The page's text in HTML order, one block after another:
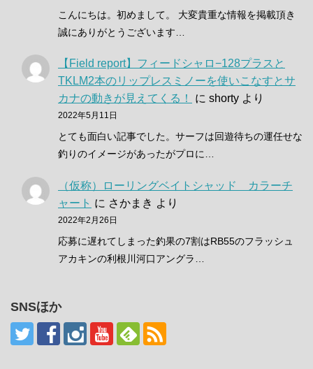
こんにちは。初めまして。 大変貴重な情報を掲載頂き
誠にありがとうございます…
【Field report】フィードシャロ−128プラスと
TKLM2本のリップレスミノーを使いこなすとサ
カナの動きが見えてくる！
に shorty より
2022年5月11日
とても面白い記事でした。サーフは回遊待ちの運任せな
釣りのイメージがあったがプロに…
（仮称）ローリングベイトシャッド カラーチ
ャート に さかまき より
2022年2月26日
応募に遅れてしまった釣果の7割はRB55のフラッシュ
アカキンの利根川河口アングラ…
SNSほか